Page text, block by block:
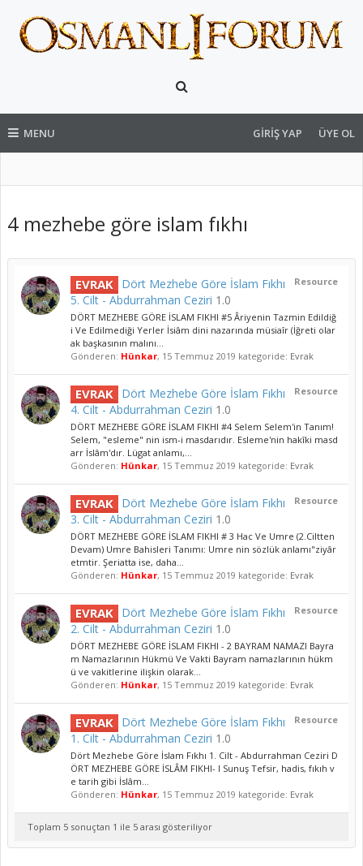
MENU GIRIŞ YAP ÜYE OL
4 mezhebe göre islam fıkhı
Resource
EVRAK Dört Mezhebe Göre İslam Fıkhı
5. Cilt - Abdurrahman Ceziri 1.0
DÖRT MEZHEBE GÖRE İSLAM FIKHI #5 Âriyenin Tazmin Edildiğ
i Ve Edilmediği Yerler İsiâm dini nazarında müsiaîr (İğreti olar
ak başkasının malını...
Gönderen: Hünkar, 15 Temmuz 2019 kategoride: Evrak
Resource
EVRAK Dört Mezhebe Göre İslam Fıkhı
4. Cilt - Abdurrahman Ceziri 1.0
DÖRT MEZHEBE GÖRE İSLAM FIKHI #4 Selem Selem'in Tanım!
Selem, "esleme" nin ism-i masdarıdır. Esleme'nin hakîki masd
arr İslâm'dır. Lügat anlamı,...
Gönderen: Hünkar, 15 Temmuz 2019 kategoride: Evrak
Resource
EVRAK Dört Mezhebe Göre İslam Fıkhı
3. Cilt - Abdurrahman Ceziri 1.0
DÖRT MEZHEBE GÖRE İSLAM FIKHI # 3 Hac Ve Umre (2.Ciltten
Devam) Umre Bahisleri Tanımı: Umre nin sözlük anlamı"ziyâr
etmtir. Şeriatta ise, daha...
Gönderen: Hünkar, 15 Temmuz 2019 kategoride: Evrak
Resource
EVRAK Dört Mezhebe Göre İslam Fıkhı
2. Cilt - Abdurrahman Ceziri 1.0
DÖRT MEZHEBE GÖRE İSLAM FIKHI - 2 BAYRAM NAMAZI Bayra
m Namazlarının Hükmü Ve Vakti Bayram namazlarının hükm
ü ve vakitlerine ilişkin olarak...
Gönderen: Hünkar, 15 Temmuz 2019 kategoride: Evrak
Resource
EVRAK Dört Mezhebe Göre İslam Fıkhı
1. Cilt - Abdurrahman Ceziri 1.0
Dört Mezhebe Göre İslam Fıkhı 1. Cilt - Abdurrahman Ceziri D
ÖRT MEZHEBE GÖRE İSLÂM FIKHI- I Sunuş Tefsir, hadis, fıkıh v
e tarih gibi İslâm...
Gönderen: Hünkar, 15 Temmuz 2019 kategoride: Evrak
Toplam 5 sonuçtan 1 ile 5 arası gösteriliyor